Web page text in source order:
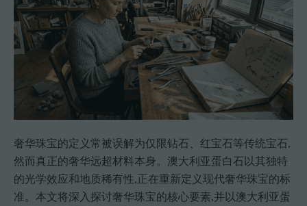
奢华珠宝的定义常被误解为仅限钻石、红宝石等传统宝石,
然而真正的奢华远超材料本身。澳大利亚蛋白石以其独特
的光学效应和地质稀有性,正在重新定义现代奢华珠宝的标
准。本文将深入探讨奢华珠宝的核心要素,并以澳大利亚蛋